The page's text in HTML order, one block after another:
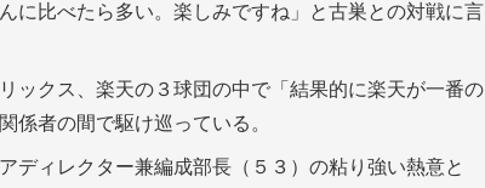
に比べたら多い。楽しみですね」と古巣との対戦に言
ックス、楽天の３球団の中で「結果的に楽天が一番の
係者の間で駆け巡っている。
ディレクター兼編成部長（５３）の粘り強い熱意と